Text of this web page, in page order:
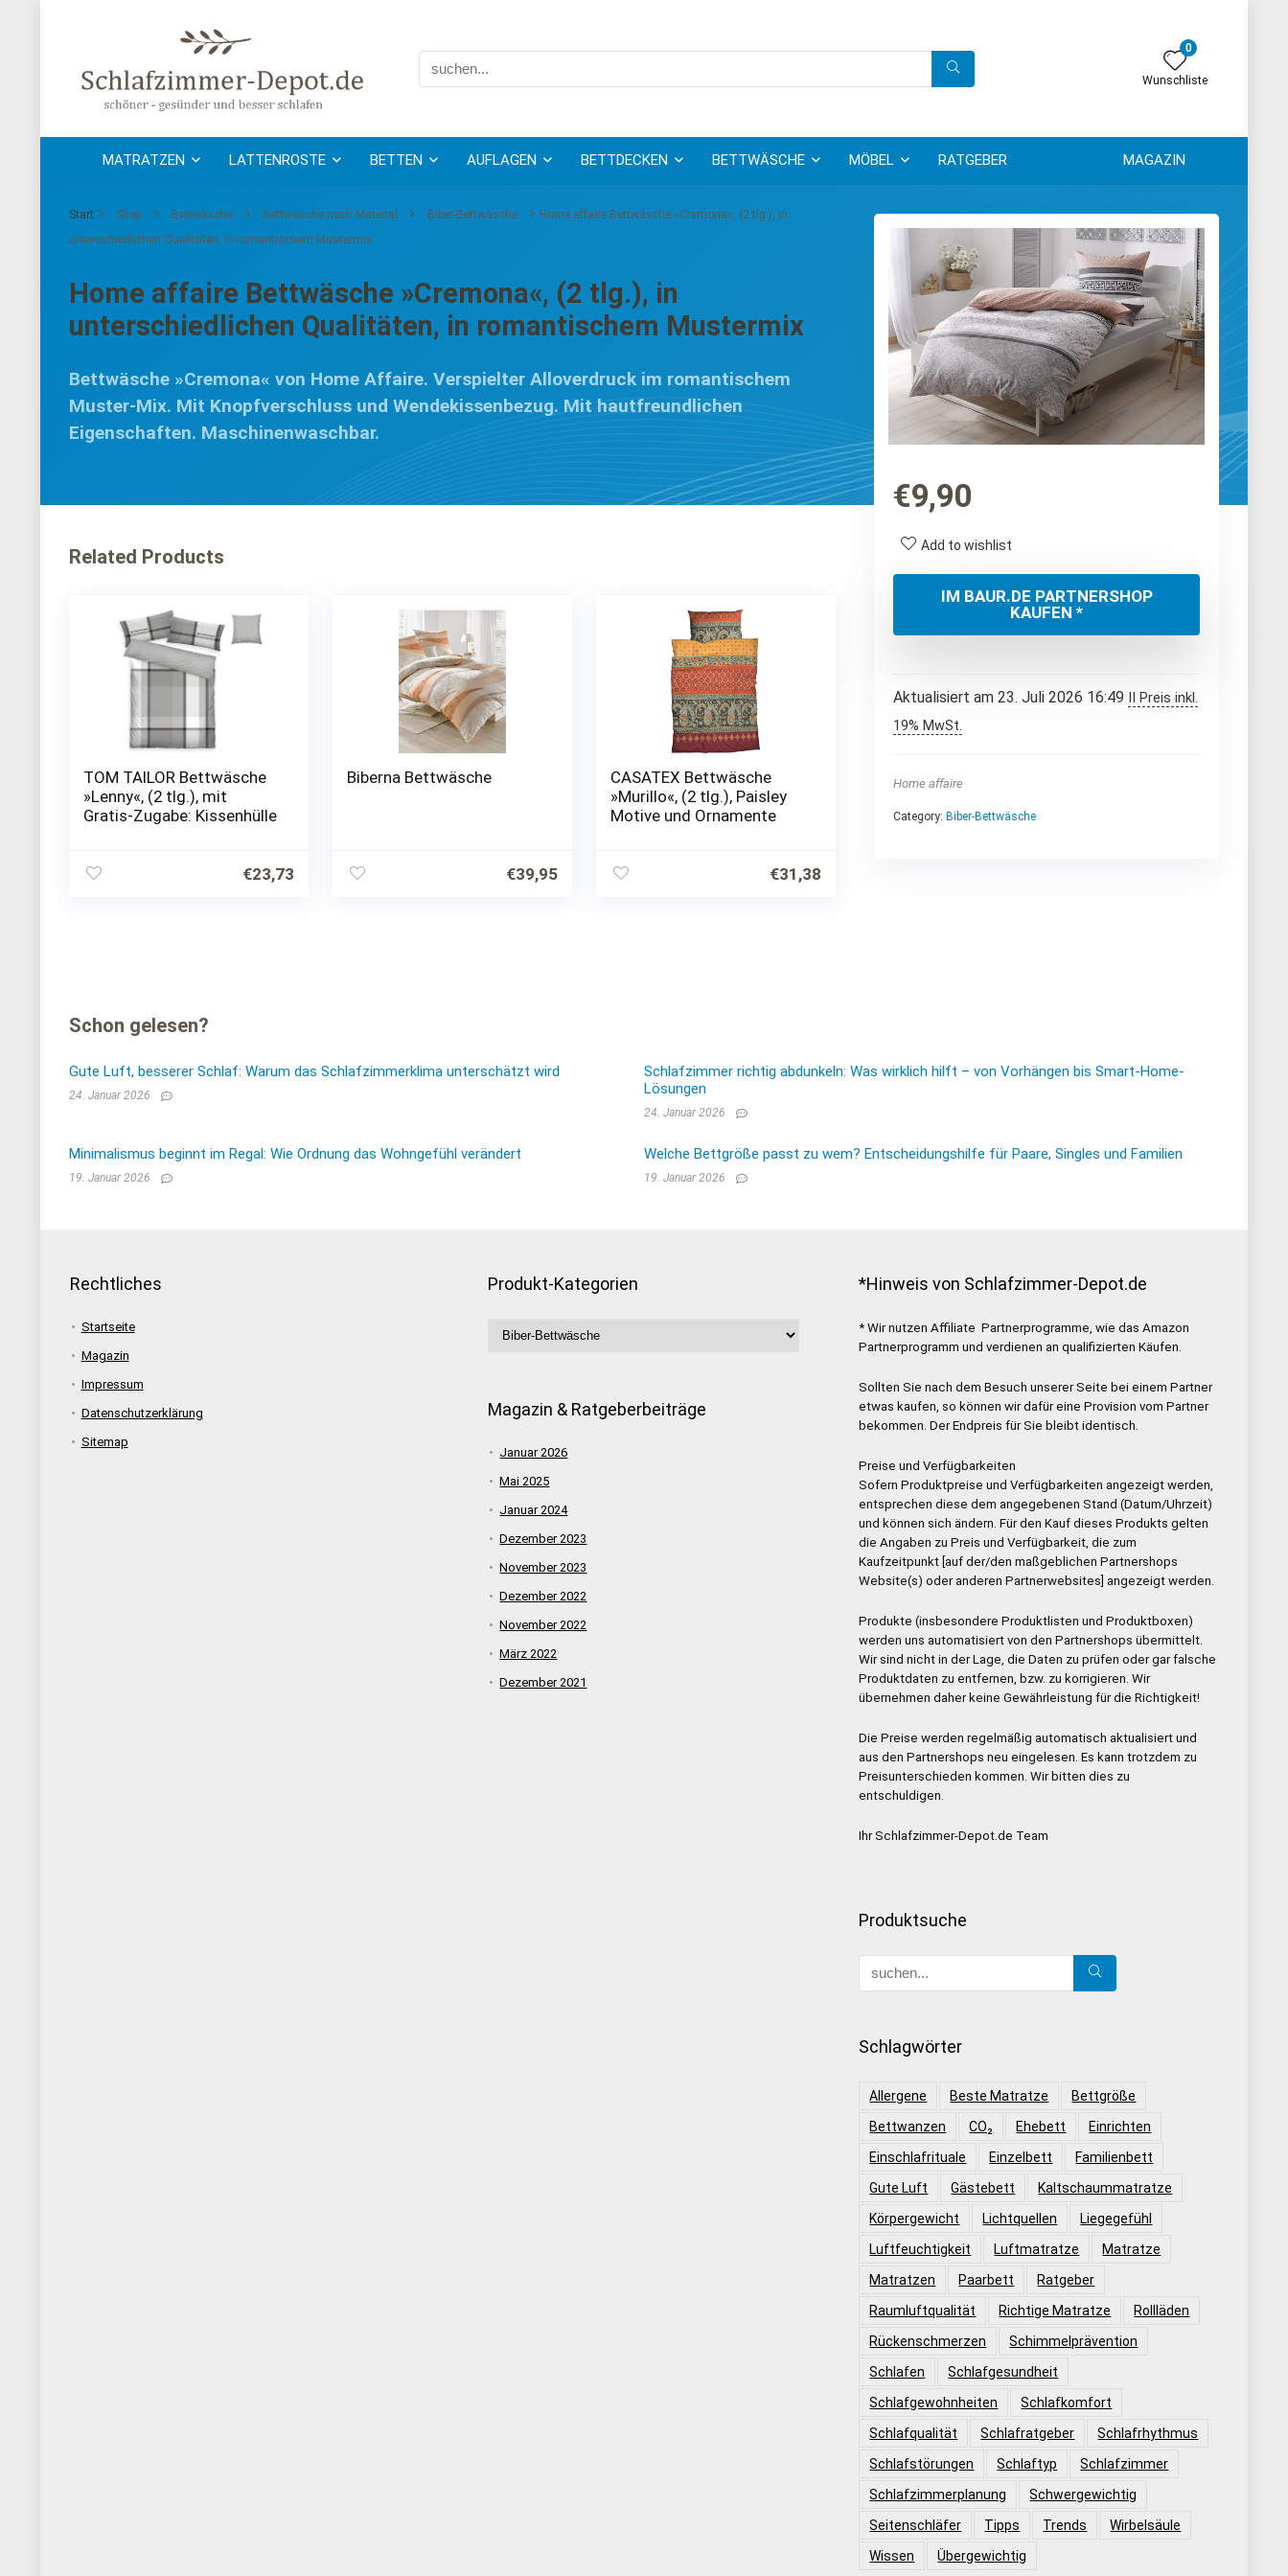
0
Wunschliste
MATRATZEN LATTENROSTE BETTEN AUFLAGEN BETTDECKEN BETTWÄSCHE MÖBEL RATGEBER MAGAZIN
Start Shop Bettwäsche Bettwäsche nach Material Biber-Bettwäsche
Home affaire Bettwäsche »Cremona«, (2 tlg.), in
unterschiedlichen Qualitäten, in romantischem Mustermix
Home affaire Bettwäsche »Cremona«, (2 tlg.), in
unterschiedlichen Qualitäten, in romantischem Mustermix
€9,90
Add to wishlist
IM BAUR.DE PARTNERSHOP
KAUFEN *
Aktualisiert am 23. Juli 2026 16:49
II Preis inkl.
19% MwSt.
Home affaire
Category: Biber-Bettwäsche
Bettwäsche »Cremona« von Home Affaire. Verspielter Alloverdruck im romantischem
Muster-Mix. Mit Knopfverschluss und Wendekissenbezug. Mit hautfreundlichen
Eigenschaften. Maschinenwaschbar.
Related Products
TOM TAILOR Bettwäsche
»Lenny«, (2 tlg.), mit
Gratis-Zugabe: Kissenhülle
€23,73
Biberna Bettwäsche
€39,95
CASATEX Bettwäsche
»Murillo«, (2 tlg.), Paisley
Motive und Ornamente
€31,38
Schon gelesen?
Gute Luft, besserer Schlaf: Warum das Schlafzimmerklima unterschätzt wird
24. Januar 2026
Schlafzimmer richtig abdunkeln: Was wirklich hilft – von Vorhängen bis Smart-Home-
Lösungen
24. Januar 2026
Minimalismus beginnt im Regal: Wie Ordnung das Wohngefühl verändert
19. Januar 2026
Welche Bettgröße passt zu wem? Entscheidungshilfe für Paare, Singles und Familien
19. Januar 2026
Rechtliches
Startseite
Magazin
Impressum
Datenschutzerklärung
Sitemap
Produkt-Kategorien
Magazin & Ratgeberbeiträge
Januar 2026
Mai 2025
Januar 2024
Dezember 2023
November 2023
Dezember 2022
November 2022
März 2022
Dezember 2021
*Hinweis von Schlafzimmer-Depot.de
* Wir nutzen Affiliate Partnerprogramme, wie das Amazon
Partnerprogramm und verdienen an qualifizierten Käufen.
Sollten Sie nach dem Besuch unserer Seite bei einem Partner
etwas kaufen, so können wir dafür eine Provision vom Partner
bekommen. Der Endpreis für Sie bleibt identisch.
Preise und Verfügbarkeiten
Sofern Produktpreise und Verfügbarkeiten angezeigt werden,
entsprechen diese dem angegebenen Stand (Datum/Uhrzeit)
und können sich ändern. Für den Kauf dieses Produkts gelten
die Angaben zu Preis und Verfügbarkeit, die zum
Kaufzeitpunkt [auf der/den maßgeblichen Partnershops
Website(s) oder anderen Partnerwebsites] angezeigt werden.
Produkte (insbesondere Produktlisten und Produktboxen)
werden uns automatisiert von den Partnershops übermittelt.
Wir sind nicht in der Lage, die Daten zu prüfen oder gar falsche
Produktdaten zu entfernen, bzw. zu korrigieren. Wir
übernehmen daher keine Gewährleistung für die Richtigkeit!
Die Preise werden regelmäßig automatisch aktualisiert und
aus den Partnershops neu eingelesen. Es kann trotzdem zu
Preisunterschieden kommen. Wir bitten dies zu
entschuldigen.
Ihr Schlafzimmer-Depot.de Team
Produktsuche
Schlagwörter
Allergene Beste Matratze
Bettgröße
Bettwanzen
CO₂ Ehebett
Einrichten
Einschlafrituale
Einzelbett
Familienbett
Gute Luft
Gästebett
Kaltschaummatratze
Körpergewicht
Lichtquellen
Liegegefühl
Luftfeuchtigkeit
Luftmatratze
Matratze
Matratzen
Paarbett
Ratgeber
Raumluftqualität
Richtige Matratze
Rollläden
Rückenschmerzen
Schimmelprävention
Schlafen
Schlafgesundheit
Schlafgewohnheiten
Schlafkomfort
Schlafqualität
Schlafratgeber
Schlafrhythmus
Schlafstörungen
Schlaftyp
Schlafzimmer
Schlafzimmerplanung
Schwergewichtig
Seitenschläfer
Tipps Trends
Wirbelsäule
Wissen
Übergewichtig